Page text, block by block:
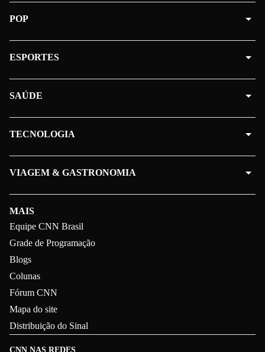
CNN NAS REDES
MAIS
Equipe CNN Brasil
Grade de Programação
Blogs
Colunas
Fórum CNN
Mapa do site
Distribuição do Sinal
POP
ESPORTES
SAÚDE
TECNOLOGIA
VIAGEM & GASTRONOMIA